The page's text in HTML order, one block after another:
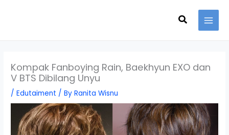
Search
Kompak Fanboying Rain, Baekhyun EXO dan
V BTS Dibilang Unyu
/Edutaiment / ByRanita Wisnu